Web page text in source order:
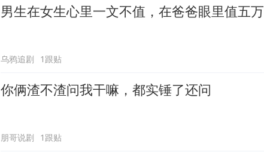
男生在女生心里一文不值，在爸爸眼里值五万
乌鸦追剧 1跟贴
你俩渣不渣问我干嘛，都实锤了还问
朋哥说剧 1跟贴